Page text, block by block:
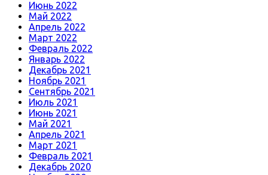
Июнь 2022
Май 2022
Апрель 2022
Март 2022
Февраль 2022
Январь 2022
Декабрь 2021
Ноябрь 2021
Сентябрь 2021
Июль 2021
Июнь 2021
Май 2021
Апрель 2021
Март 2021
Февраль 2021
Декабрь 2020